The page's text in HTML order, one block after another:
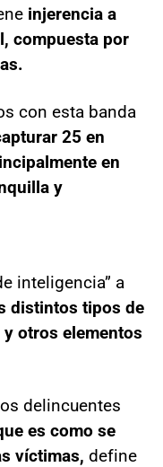
injerencia a
compuesta por
con esta banda
25 en
en
y
inteligencia” a
distintos tipos de
otros elementos
delincuentes
es como se
víctimas, define